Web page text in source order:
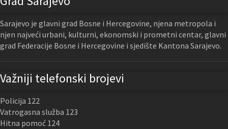
Sarajevo je glavni grad Bosne i Hercegovine, njena metropola i
njen najveći urbani, kulturni, ekonomski i prometni centar, glavni
grad Federacije Bosne i Hercegovine i sjedište Kantona Sarajevo.
Važniji telefonski brojevi
Policija 122
Vatrogasna služba 123
Hitna pomoć 124